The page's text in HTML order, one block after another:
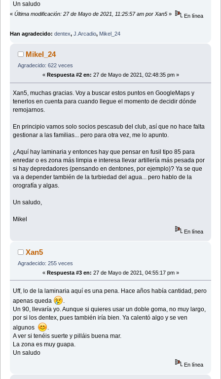
Un saludo
« Última modificación: 27 de Mayo de 2021, 11:25:57 am por Xan5 » En línea
Han agradecido: dentex, J.Arcadio, Mikel_24
Mikel_24
Agradecido: 622 veces
« Respuesta #2 en: 27 de Mayo de 2021, 02:48:35 pm »
Xan5, muchas gracias. Voy a buscar estos puntos en GoogleMaps y
tenerlos en cuenta para cuando llegue el momento de decidir dónde
remojarnos.
En principio vamos solo socios pescasub del club, así que no hace falta
gestionar a las familias... pero para otra vez, me lo apunto.
¿Aquí hay laminaria y entonces hay que pensar en fusil tipo 85 para
enredar o es zona más limpia e interesa llevar artillería más pesada por
si hay depredadores (pensando en dentones, por ejemplo)? Ya se que
va a depender también de la turbiedad del agua... pero hablo de la
orografía y algas.
Un saludo,
Mikel
En línea
Xan5
Agradecido: 255 veces
« Respuesta #3 en: 27 de Mayo de 2021, 04:55:17 pm »
Uff, lo de la laminaria aquí es una pena. Hace años había cantidad, pero
apenas queda
Un 90, llevaría yo. Aunque si quieres usar un doble goma, no muy largo,
por si los dentex, pues también iría bien. Ya calentó algo y se ven
algunos
A ver si tenéis suerte y pilláis buena mar.
La zona es muy guapa.
Un saludo
En línea